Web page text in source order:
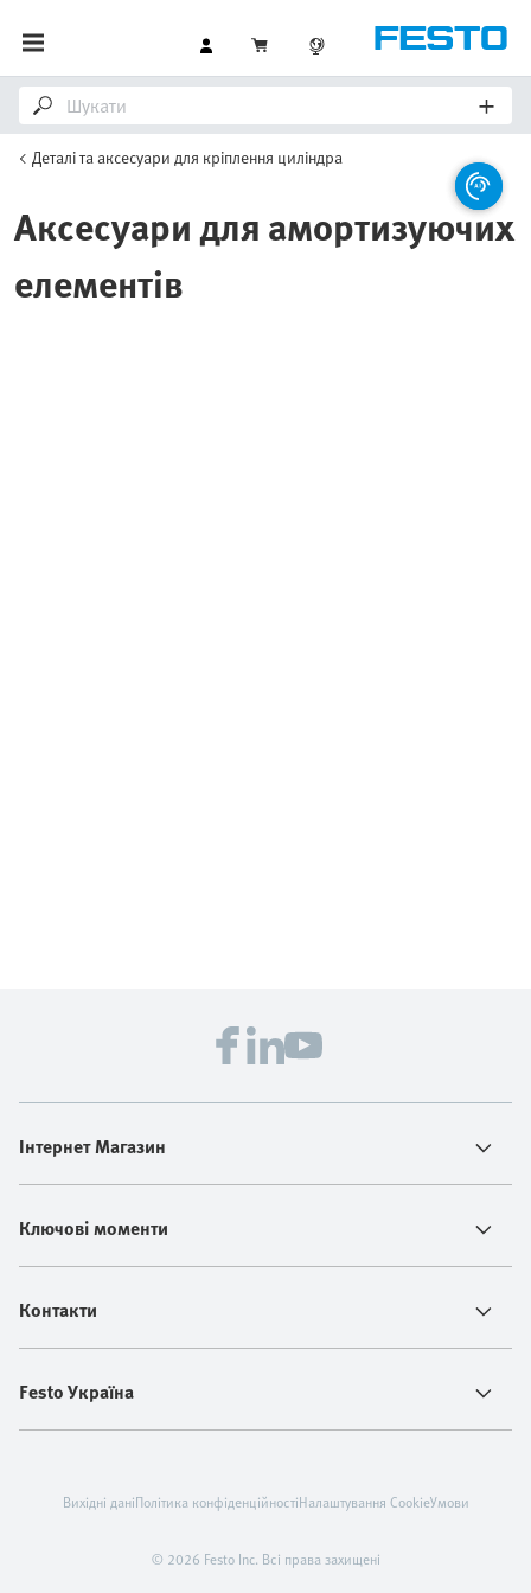
Деталі та аксесуари для кріплення циліндра
Аксесуари для амортизуючих
елементів
Інтернет Магазин
Ключові моменти
Контакти
Festo Україна
© 2026 Festo Inc. Всі права захищені
Вихідні даніПолітика конфіденційностіНалаштування CookieУмови